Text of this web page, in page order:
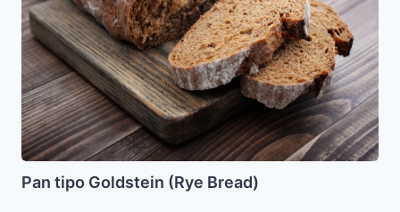
Pan tipo Goldstein (Rye Bread)